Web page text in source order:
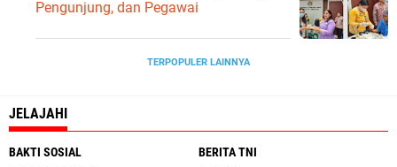
Pengunjung, dan Pegawai
TERPOPULER LAINNYA
JELAJAHI
BAKTI SOSIAL
BERITA TNI